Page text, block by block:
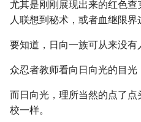
尤其是刚刚展现出来的红色
人联想到秘术，或者血继限界
要知道，日向一族可从来没有
众忍者教师看向日向光的目光
而日向光，理所当然的点了
校一样。